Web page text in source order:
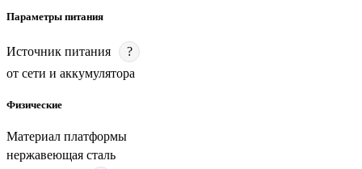
Параметры питания
Источник питания
?
от сети и аккумулятора
Физические
Материал платформы
нержавеющая сталь